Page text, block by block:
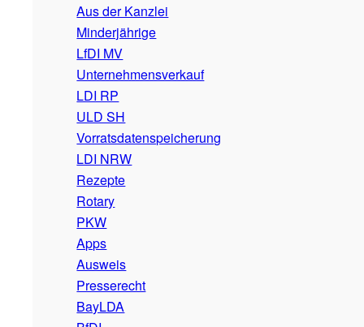
Aus der Kanzlei
Minderjährige
LfDI MV
Unternehmensverkauf
LDI RP
ULD SH
Vorratsdatenspeicherung
LDI NRW
Rezepte
Rotary
PKW
Apps
Ausweis
Presserecht
BayLDA